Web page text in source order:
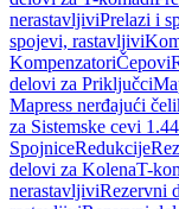
nerastavljiviPrelazi i
spojevi, rastavljivi
KompenzatoriČepovi
delovi za Priključci
Mapress nerđajući
za Sistemske cevi
SpojniceRedukcije
delovi za KolenaT-
nerastavljiviRezervni